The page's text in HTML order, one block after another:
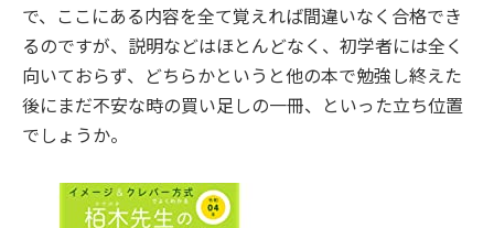
で、ここにある内容を全て覚えれば間違いなく合格でき
るのですが、説明などはほとんどなく、初学者には全く
向いておらず、どちらかというと他の本で勉強し終えた
後にまだ不安な時の買い足しの一冊、といった立ち位置
でしょうか。